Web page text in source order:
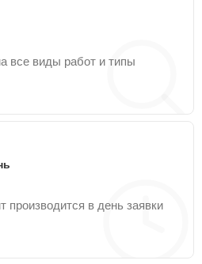
все виды работ и типы
производится в день заявки